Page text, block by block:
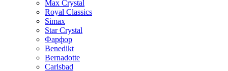
Max Crystal
Royal Classics
Simax
Star Crystal
Фарфор
Benedikt
Bernadotte
Carlsbad